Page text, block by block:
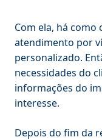
Com ela, há
atendimento por
personalizado.
necessidades do
informações do
interesse.
Depois do fim da